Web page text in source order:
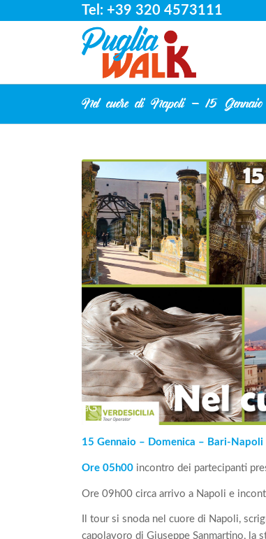
Tel: +39 320 4573111
Nel cuore di Napoli – 15
15 Gennaio – Domenica – Bari-Napoli
Ore 05h00 incontro dei partecipanti
Ore 09h00 circa arrivo a Napoli e
Il tour si snoda nel cuore di Napoli,
capolavoro di Giuseppe Sanmartino, la